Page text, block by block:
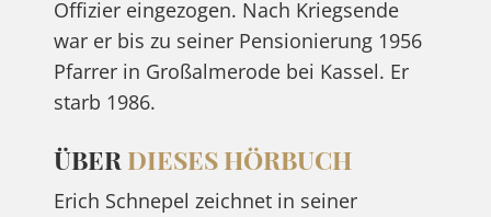
Offizier eingezogen. Nach Kriegsende
war er bis zu seiner Pensionierung 1956
Pfarrer in Großalmerode bei Kassel. Er
starb 1986.
ÜBER DIESES HÖRBUCH
Erich Schnepel zeichnet in seiner